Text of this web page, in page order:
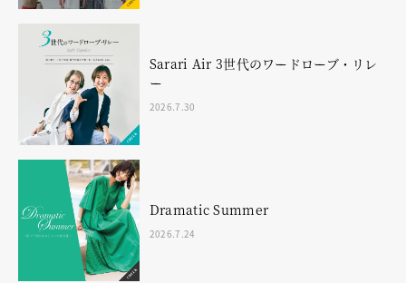
Sarari Air 3世代のワードローブ・リレ
ー
2026.7.30
Dramatic Summer
2026.7.24